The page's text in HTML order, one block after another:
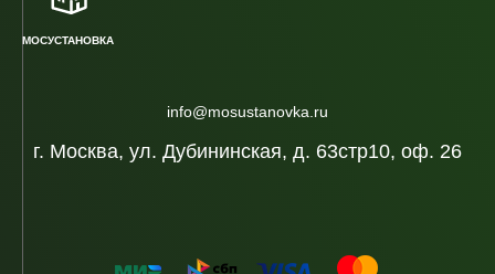
г. Москва, ул. Дубининская, д. 63стр10, оф. 26
info@mosustanovka.ru
МОСУСТАНОВКА